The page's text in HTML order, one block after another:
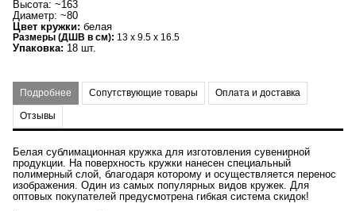
Высота: ~163
Диаметр: ~80
Цвет кружки: белая
Размеры (ДШВ в см): 13 x 9.5 x 16.5
Упаковка: 18 шт.
Подробнее Сопутствующие товары Оплата и доставка
Отзывы
Белая сублимационная кружка для изготовления сувенирной
продукции. На поверхность кружки нанесен специальный
полимерный слой, благодаря которому и осуществляется перенос
изображения. Один из самых популярных видов кружек. Для
оптовых покупателей предусмотрена гибкая система скидок!